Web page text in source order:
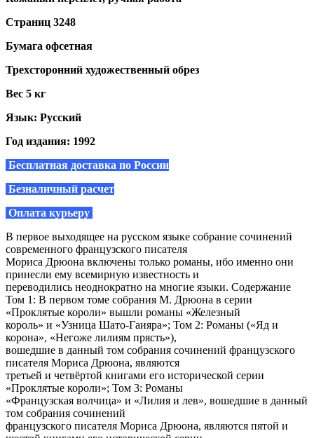
Страниц 3248
Бумага офсетная
Трехсторонний художественный обрез
Вес 5 кг
Язык: Русский
Год издания: 1992
Бесплатная доставка по России
Безналичный расчет
Оплата курьеру
В первое выходящее на русском языке собрание сочинений
современного французского писателя
Мориса Дрюона включены только романы, ибо именно они
принесли ему всемирную известность и
переводились неоднократно на многие языки. Содержание
Том 1: В первом томе собрания М. Дрюона в серии
«Проклятые короли» вышли романы «Железный
король» и «Узница Шато-Гаияра»; Том 2: Романы («Яд и
корона», «Негоже лилиям прясть»),
вошедшие в данный том собрания сочинений французского
писателя Мориса Дрюона, являются
третьей и четвёртой книгами его исторической серии
«Проклятые короли»; Том 3: Романы
«Французская волчица» и «Лилия и лев», вошедшие в данный
том собрания сочинений
французского писателя Мориса Дрюона, являются пятой и